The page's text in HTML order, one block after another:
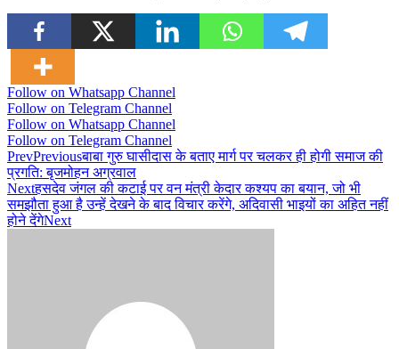
Follow on Whatsapp Channel
Follow on Telegram Channel
Follow on Whatsapp Channel
Follow on Telegram Channel
PrevPreviousबाबा गुरु घासीदास के बताए मार्ग पर चलकर ही होगी समाज की
प्रगति: बृजमोहन अग्रवाल
Nextहसदेव जंगल की कटाई पर वन मंत्री केदार कश्यप का बयान, जो भी
समझौता हुआ है उन्हें देखने के बाद विचार करेंगे, अदिवासी भाइयों का अहित नहीं
होने देंगेNext